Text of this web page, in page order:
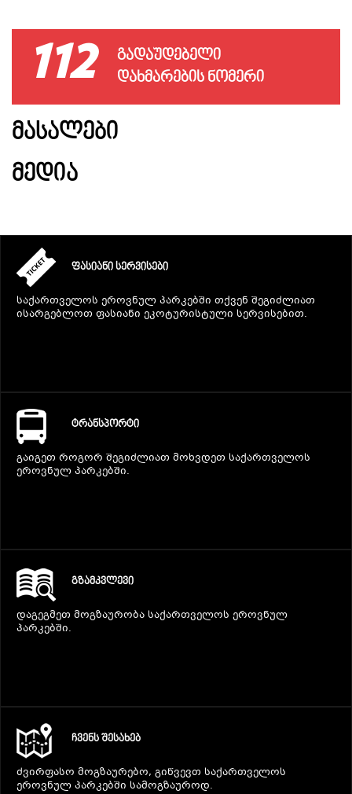
ᲘᲕᲔᲜᲗᲔᲑᲘ
ᲡᲐᲧᲘᲓᲔᲚᲘ ᲜᲘᲕᲗᲔᲑᲘ
ᲒᲖᲐᲛᲙᲕᲚᲔᲕᲘ
112
ᲒᲐᲓᲐᲣᲓᲔᲑᲔᲚᲘ
ᲓᲐᲮᲛᲐᲠᲔᲑᲘᲡ ᲜᲝᲛᲔᲠᲘ
ᲛᲐᲡᲐᲚᲔᲑᲘ
ᲛᲔᲓᲘᲐ
ᲤᲐᲡᲘᲐᲜᲘ ᲡᲔᲠᲕᲘᲡᲔᲑᲘ
საქართველოს ეროვნულ პარკებში თქვენ შეგიძლიათ
ისარგებლოთ ფასიანი ეკოტურისტული სერვისებით.
ᲢᲠᲐᲜᲡᲞᲝᲠᲢᲘ
გაიგეთ როგორ შეგიძლიათ მოხვდეთ საქართველოს
ეროვნულ პარკებში.
ᲒᲖᲐᲛᲙᲕᲚᲔᲕᲘ
დაგეგმეთ მოგზაურობა საქართველოს ეროვნულ
პარკებში.
ᲩᲕᲔᲜᲡ ᲨᲔᲡᲐᲮᲔᲑ
ძვირფასო მოგზაურებო, გიწვევთ საქართველოს
ეროვნულ პარკებში სამოგზაუროდ.